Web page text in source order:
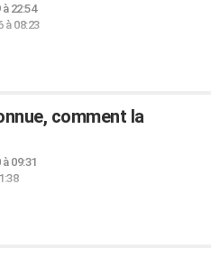
à 22:54
à 08:23
comment la
à 09:31